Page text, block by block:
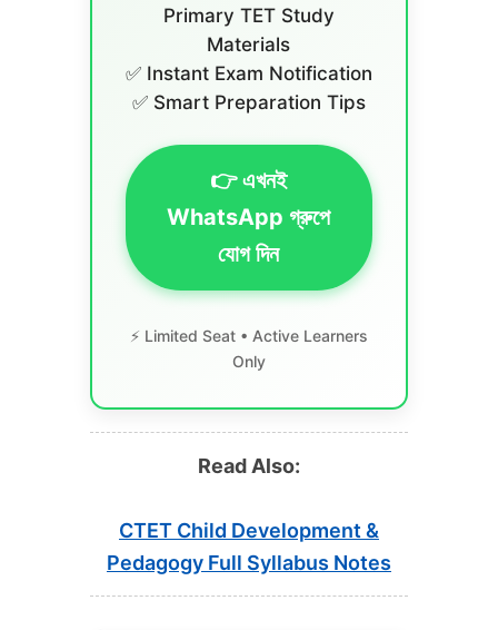
Primary TET Study
Materials
✅ Instant Exam Notification
✅ Smart Preparation Tips
👉 এখনই
WhatsApp গ্রুপে
যোগ দিন
⚡ Limited Seat • Active Learners
Only
Read Also:
CTET Child Development &
Pedagogy Full Syllabus Notes